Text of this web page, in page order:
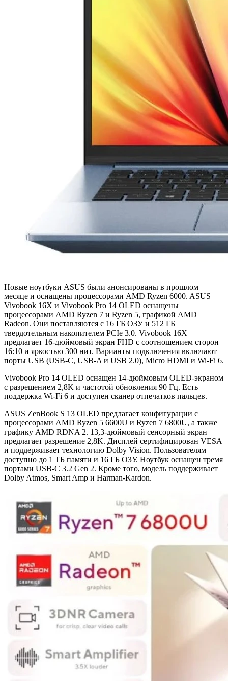
Новые ноутбуки ASUS были анонсированы в прошлом
месяце и оснащены процессорами AMD Ryzen 6000. ASUS
Vivobook 16X и Vivobook Pro 14 OLED оснащены
процессорами AMD Ryzen 7 и Ryzen 5, графикой AMD
Radeon. Они поставляются с 16 ГБ ОЗУ и 512 ГБ
твердотельным накопителем PCIe 3.0. Vivobook 16X
предлагает 16-дюймовый экран FHD с соотношением сторон
16:10 и яркостью 300 нит. Варианты подключения включают
порты USB (USB-C, USB-A и USB 2.0), Micro HDMI и Wi-Fi 6.
Vivobook Pro 14 OLED оснащен 14-дюймовым OLED-экраном
с разрешением 2,8K и частотой обновления 90 Гц. Есть
поддержка Wi-Fi 6 и доступен сканер отпечатков пальцев.
ASUS ZenBook S 13 OLED предлагает конфигурации с
процессорами AMD Ryzen 5 6600U и Ryzen 7 6800U, а также
графику AMD RDNA 2. 13,3-дюймовый сенсорный экран
предлагает разрешение 2,8K. Дисплей сертифицирован VESA
и поддерживает технологию Dolby Vision. Пользователям
доступно до 1 ТБ памяти и 16 ГБ ОЗУ. Ноутбук оснащен тремя
портами USB-C 3.2 Gen 2. Кроме того, модель поддерживает
Dolby Atmos, Smart Amp и Harman-Kardon.